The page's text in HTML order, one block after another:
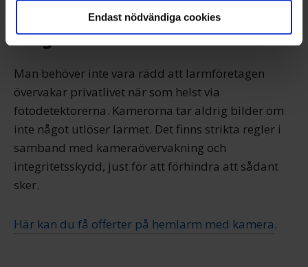
Du kan ändra eller dra tillbaka ditt samtycke när som
helst från cookie-förklaringen.
Vi använder enhetsidentifierare för att anpassa innehållet
och annonserna till användarna, tillhandahålla funktioner
för sociala medier och analysera vår trafik. Vi
vidarebefordrar även sådana identifierare och annan
information från din enhet till de sociala medier och
annons- och analysföretag som vi samarbetar med.
Dessa kan i sin tur kombinera informationen med annan
information som du har tillhandahållit eller som de har
Endast nödvändiga cookies
Inkräktar inte på privatlivets
helgd
Man behöver inte vara rädd att larmföretagen
övervakar privatlivet när som helst via
fotodetektorerna. Kamerorna tar aldrig bilder om
inte något utlöser larmet. Det finns strikta regler i
samband med kameraövervakning och
integritetsskydd, just för att förhindra att sådant
sker.
Här kan du få offerter på hemlarm med kamera.